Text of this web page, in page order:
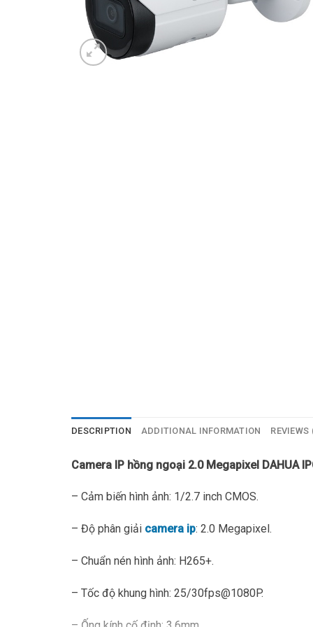
DESCRIPTION ADDITIONAL INFORMATION REVIEWS
Camera IP hồng ngoại 2.0 Megapixel DAHUA
– Cảm biến hình ảnh: 1/2.7 inch CMOS.
– Độ phân giải camera ip: 2.0 Megapixel.
– Chuẩn nén hình ảnh: H265+.
– Tốc độ khung hình: 25/30fps@1080P.